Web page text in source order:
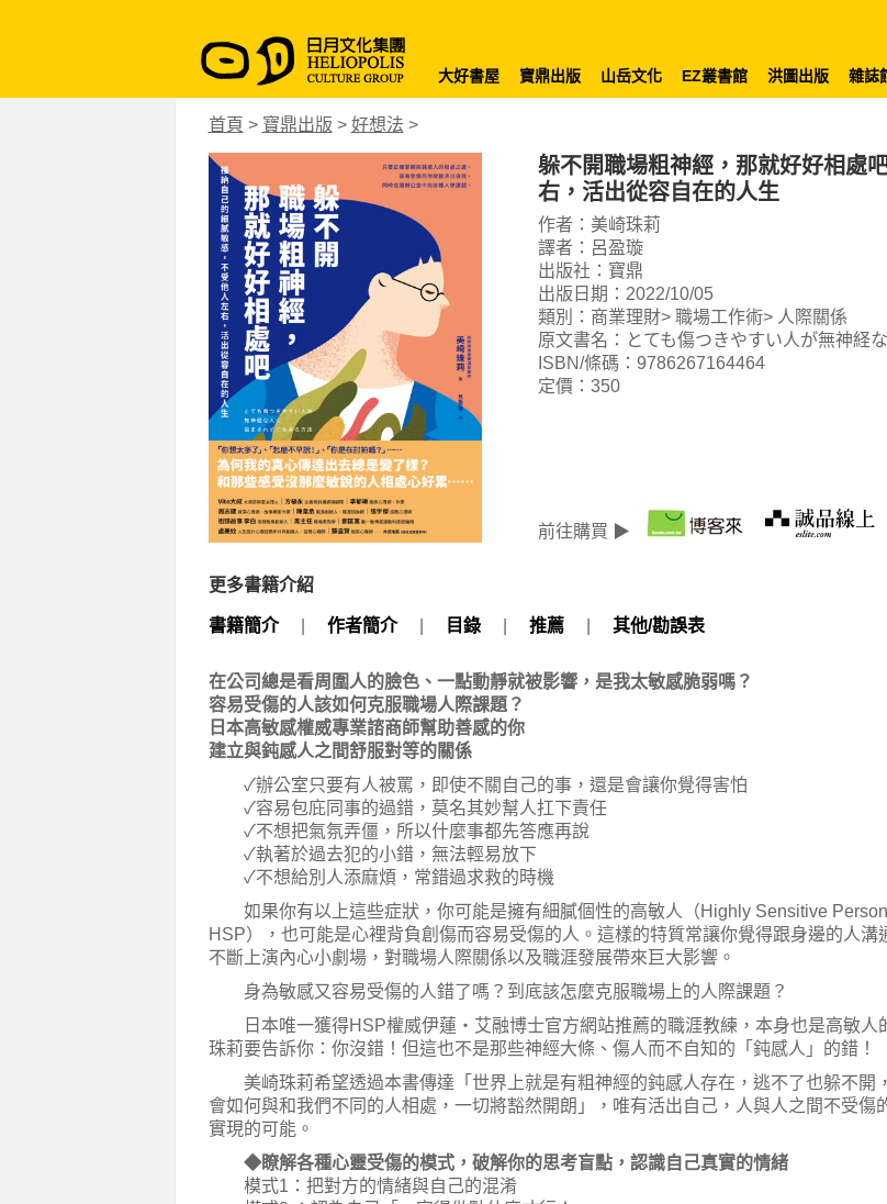
大好書屋 寶鼎出版 山岳文化 EZ叢書館 洪圖出版 雜誌
首頁 > 寶鼎出版 > 好想法 >
躲不開職場粗神經，那就好好相處
右，活出從容自在的人生
作者：美崎珠莉
譯者：呂盈璇
出版社：寶鼎
出版日期：2022/10/05
類別：商業理財> 職場工作術> 人際關係
原文書名：とても傷つきやすい人が無神経
ISBN/條碼：9786267164464
定價：350
前往購買 ▶
更多書籍介紹
書籍簡介 作者簡介 目錄 推薦 其他/勘誤表
在公司總是看周圍人的臉色、一點動靜就被影響，是我太敏感脆弱嗎？
容易受傷的人該如何克服職場人際課題？
日本高敏感權威專業諮商師幫助善感的你
建立與鈍感人之間舒服對等的關係
✓辦公室只要有人被罵，即使不關自己的事，還是會讓你覺得害怕
✓容易包庇同事的過錯，莫名其妙幫人扛下責任
✓不想把氣氛弄僵，所以什麼事都先答應再說
✓執著於過去犯的小錯，無法輕易放下
✓不想給別人添麻煩，常錯過求救的時機
如果你有以上這些症狀，你可能是擁有細膩個性的高敏人（Highly Sensitive Person
HSP），也可能是心裡背負創傷而容易受傷的人。這樣的特質常讓你覺得跟身邊的人溝
不斷上演內心小劇場，對職場人際關係以及職涯發展帶來巨大影響。
身為敏感又容易受傷的人錯了嗎？到底該怎麼克服職場上的人際課題？
日本唯一獲得HSP權威伊蓮・艾融博士官方網站推薦的職涯教練，本身也是高敏人
珠莉要告訴你：你沒錯！但這也不是那些神經大條、傷人而不自知的「鈍感人」的錯！
美崎珠莉希望透過本書傳達「世界上就是有粗神經的鈍感人存在，逃不了也躲不開
會如何與和我們不同的人相處，一切將豁然開朗」，唯有活出自己，人與人之間不受傷
實現的可能。
◆瞭解各種心靈受傷的模式，破解你的思考盲點，認識自己真實的情緒
模式1：把對方的情緒與自己的混淆